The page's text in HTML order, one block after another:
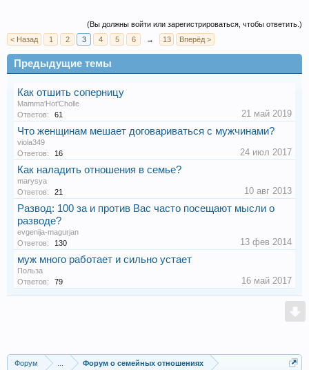
(Вы должны войти или зарегистрироваться, чтобы ответить.)
< Назад
1 2 3 4 5 6 → 13 Вперёд >
Предыдущие темы
Как отшить соперницу
Mamma'Hot'Cholle
Ответов:
61 21 май 2019
Что женщинам мешает договариваться с мужчинами?
viola349
Ответов:
16 24 июл 2017
Как наладить отношения в семье?
marysya
Ответов:
21 10 авг 2013
Развод: 100 за и против Вас часто посещают мысли о
разводе?
evgenija-magurjan
Ответов:
130 13 фев 2014
муж много работает и сильно устает
Польза
Ответов:
79 16 май 2017
Форум Форум о семейных отношениях